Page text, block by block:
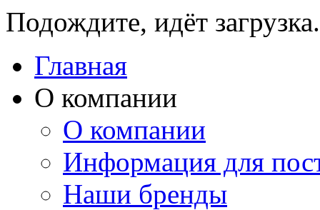
Подождите, идёт
Главная
О компании
О компании
Информация для
Наши бренды